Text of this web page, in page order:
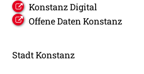
Konstanz Digital
Offene Daten Konstanz
Stadt Konstanz